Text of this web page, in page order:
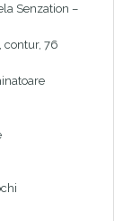
Senzation –
contur, 76